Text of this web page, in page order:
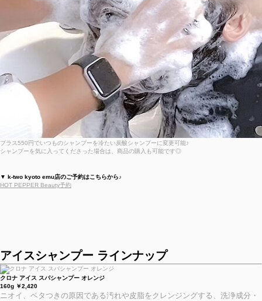
プラス550円でいつものシャンプーを冷たい炭酸シャンプーに変更可能♪
シャンプーを気に入ってくださった場合は、商品の購入も可能です◎
▼ k-two kyoto emu店のご予約はこちらから♪
HOT PEPPER Beauty予約
アイスシャンプー ラインナップ
クロナ アイス スパシャンプー オレンジ
160g ￥2,420
ニオイ、ベタつきの原因である汚れや皮脂をクレンジングする、洗浄成分・